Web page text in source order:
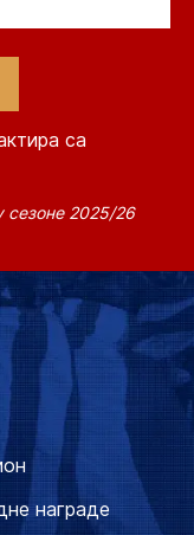
са
сезоне 2025/26
награде